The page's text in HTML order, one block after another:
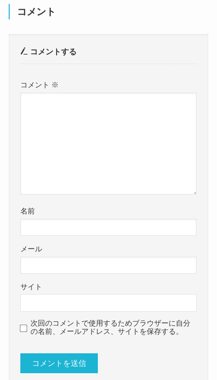
コメント
コメントする
コメント ※
名前
メール
サイト
次回のコメントで使用するためブラウザーに自分
の名前、メールアドレス、サイトを保存する。